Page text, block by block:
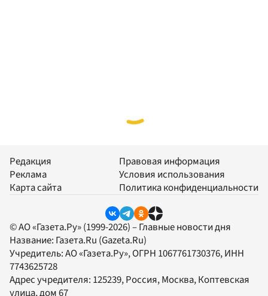
Редакция
Реклама
Карта сайта
Правовая информация
Условия использования
Политика конфиденциальности
© АО «Газета.Ру» (1999-2026) – Главные новости дня
Название: Газета.Ru (Gazeta.Ru)
Учредитель:АО «Газета.Ру», ОГРН 1067761730376, ИНН
7743625728
Адрес учредителя: 125239, Россия, Москва, Коптевская